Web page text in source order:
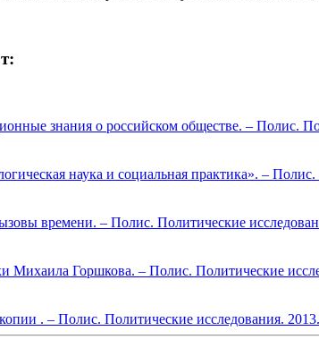
знания о российском обществе. – Полис.
наука и социальная практика». –
времени. – Полис. Политические
Михаила Горшкова. – Полис. Политические
. – Полис. Политические исследования.